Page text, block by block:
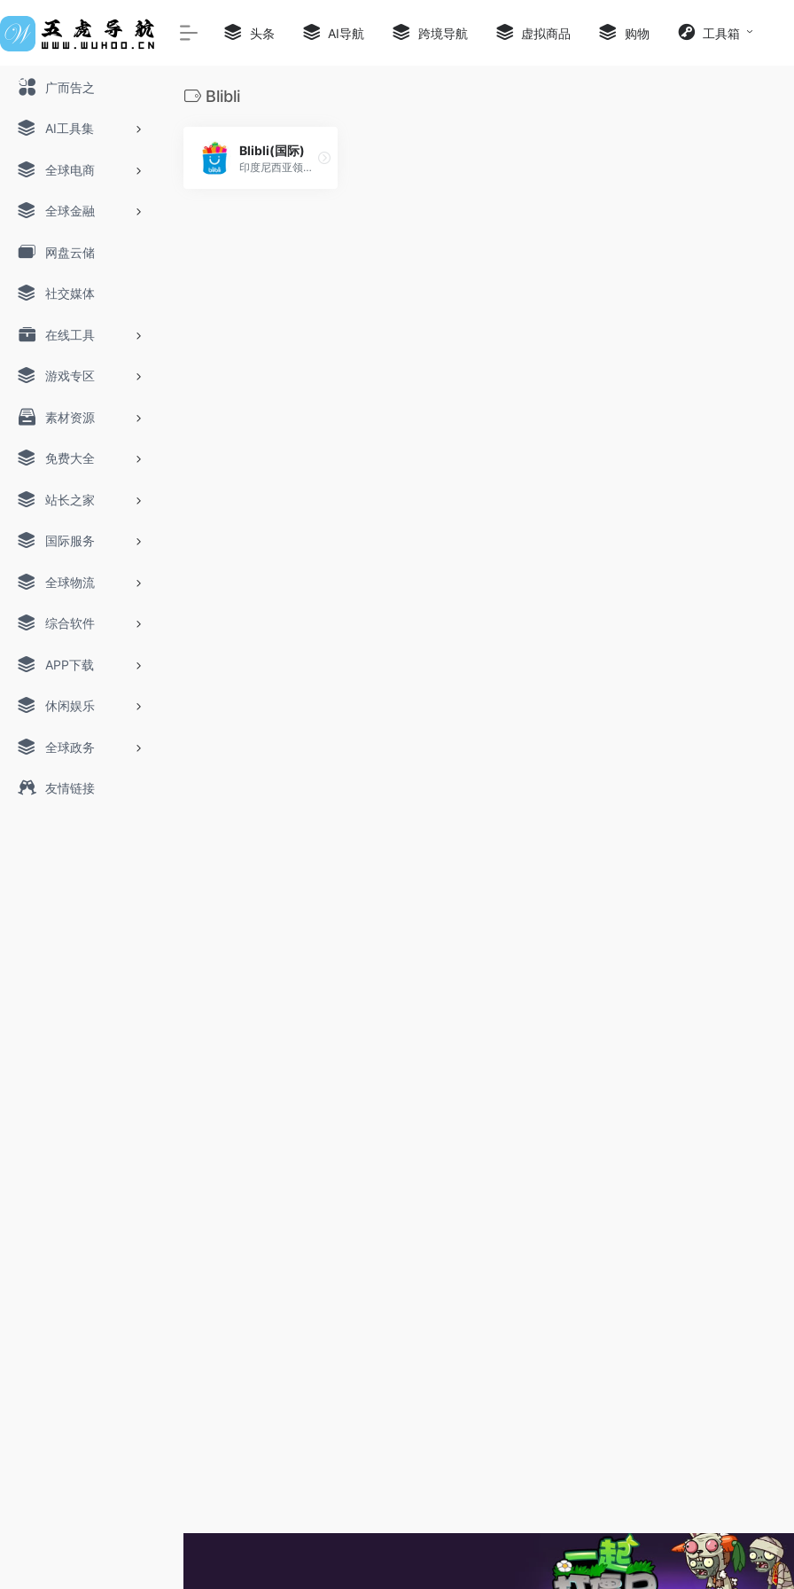
广而告之
AI工具集
全球电商
全球金融
网盘云储
社交媒体
在线工具
游戏专区
素材资源
免费大全
站长之家
国际服务
全球物流
综合软件
APP下载
休闲娱乐
全球政务
友情链接
头条 AI导航 跨境导航 虚拟商品 购物 工具箱
Blibli
Blibli(国际)
印度尼西亚领先的综合电商平台之一